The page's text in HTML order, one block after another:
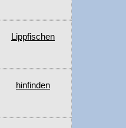
Lippfischen
hinfinden